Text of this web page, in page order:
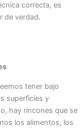
correcta, es
de verdad.
tener bajo
superficies y
hay rincones que se
los alimentos, los